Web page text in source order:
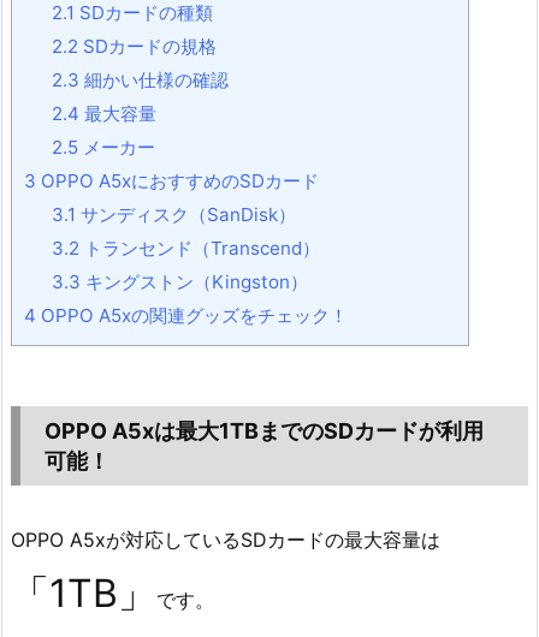
2.1 SDカードの種類
2.2 SDカードの規格
2.3 細かい仕様の確認
2.4 最大容量
2.5メーカー
3 OPPO A5xにおすすめのSDカード
3.1 サンディスク（SanDisk）
3.2 トランセンド（Transcend）
3.3 キングストン（Kingston）
4 OPPO A5xの関連グッズをチェック！
OPPO A5xは最大1TBまでのSDカードが利用
可能！
OPPO A5xが対応しているSDカードの最大容量は
「1TB」 です。